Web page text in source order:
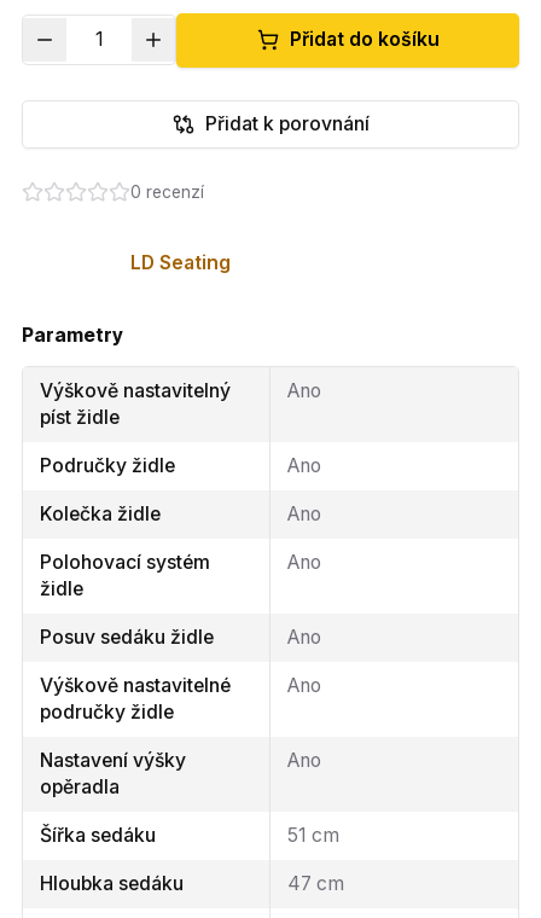
1 Přidat do košíku
Přidat k porovnání
0 recenzí
LD Seating
Parametry
Výškově nastavitelný
píst židle
Ano
Područky židle Ano
Kolečka židle Ano
Polohovací systém
židle
Ano
Posuv sedáku židle Ano
Výškově nastavitelné
područky židle
Ano
Nastavení výšky
opěradla
Ano
Šířka sedáku 51 cm
Hloubka sedáku 47 cm